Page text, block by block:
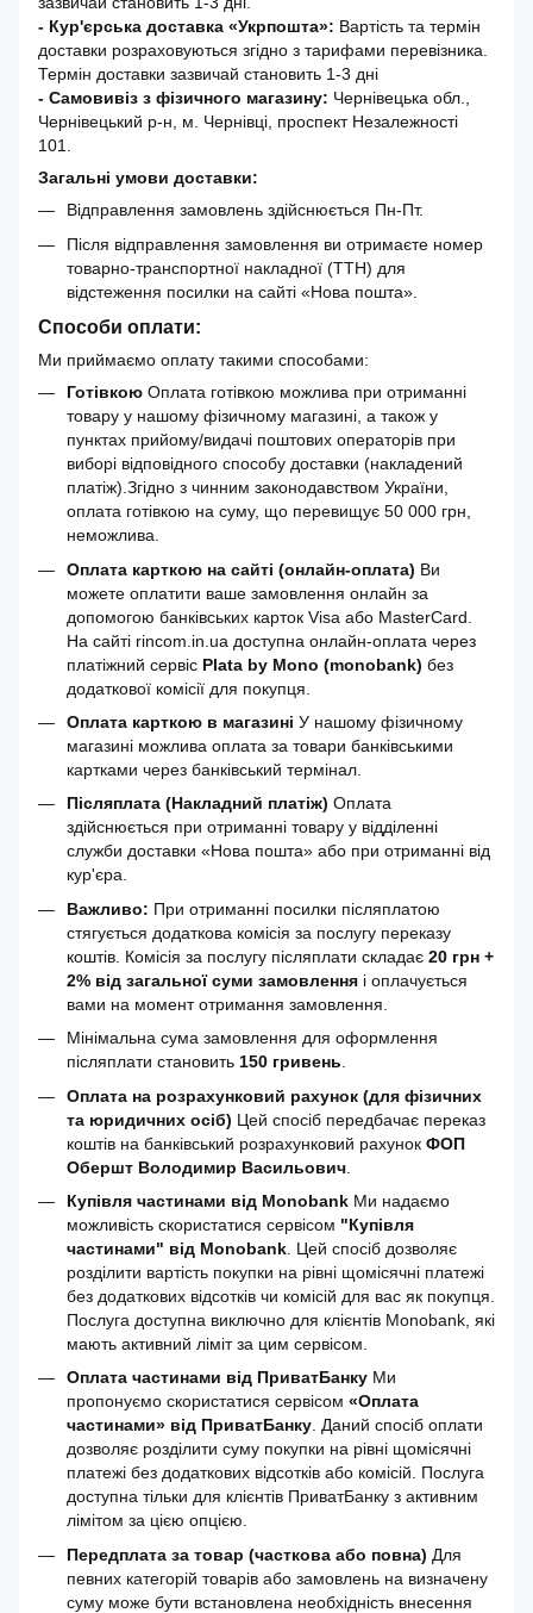
- Кур'єрська доставка «Укрпошта»: Вартість та термін
доставки розраховуються згідно з тарифами перевізника.
Термін доставки зазвичай становить 1-3 дні
- Самовивіз з фізичного магазину: Чернівецька обл.,
Чернівецький р-н, м. Чернівці, проспект Незалежності
101.
Загальні умови доставки:
Відправлення замовлень здійснюється Пн-Пт.
Після відправлення замовлення ви отримаєте номер
товарно-транспортної накладної (ТТН) для
відстеження посилки на сайті «Нова пошта».
Способи оплати:
Ми приймаємо оплату такими способами:
Готівкою Оплата готівкою можлива при отриманні
товару у нашому фізичному магазині, а також у
пунктах прийому/видачі поштових операторів при
виборі відповідного способу доставки (накладений
платіж).Згідно з чинним законодавством України,
оплата готівкою на суму, що перевищує 50 000 грн,
неможлива.
Оплата карткою на сайті (онлайн-оплата) Ви
можете оплатити ваше замовлення онлайн за
допомогою банківських карток Visa або MasterCard.
На сайті rincom.in.ua доступна онлайн-оплата через
платіжний сервіс Plata by Mono (monobank) без
додаткової комісії для покупця.
Оплата карткою в магазині У нашому фізичному
магазині можлива оплата за товари банківськими
картками через банківський термінал.
Післяплата (Накладний платіж) Оплата
здійснюється при отриманні товару у відділенні
служби доставки «Нова пошта» або при отриманні від
кур'єра.
Важливо: При отриманні посилки післяплатою
стягується додаткова комісія за послугу переказу
коштів. Комісія за послугу післяплати складає 20 грн +
2% від загальної суми замовлення і оплачується
вами на момент отримання замовлення.
Мінімальна сума замовлення для оформлення
післяплати становить 150 гривень
Оплата на розрахунковий рахунок (для фізичних
та юридичних осіб) Цей спосіб передбачає переказ
коштів на банківський розрахунковий рахунок ФОП
Обершт Володимир Васильович
Купівля частинами від Monobank Ми надаємо
можливість скористатися сервісом "Купівля
частинами" від Monobank . Цей спосіб дозволяє
розділити вартість покупки на рівні щомісячні платежі
без додаткових відсотків чи комісій для вас як покупця.
Послуга доступна виключно для клієнтів Monobank, які
мають активний ліміт за цим сервісом.
Оплата частинами від ПриватБанку Ми
пропонуємо скористатися сервісом «Оплата
частинами» від ПриватБанку. Даний спосіб оплати
дозволяє розділити суму покупки на рівні щомісячні
платежі без додаткових відсотків або комісій. Послуга
доступна тільки для клієнтів ПриватБанку з активним
лімітом за цією опцією.
Передплата за товар (часткова або повна) Для
певних категорій товарів або замовлень на визначену
суму може бути встановлена необхідність внесення